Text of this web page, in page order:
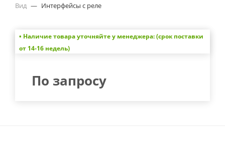
Вид — Интерфейсы с реле
• Наличие товара уточняйте у менеджера: (срок поставки
от 14-16 недель)
По запросу